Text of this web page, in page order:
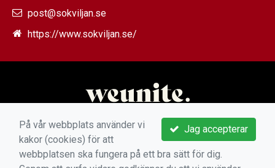
post@sokviljan.se
https://www.sokviljan.se/
Jag accepterar
På vår webbplats använder vi
kakor (cookies) för att
webbplatsen ska fungera på ett bra sätt för dig.